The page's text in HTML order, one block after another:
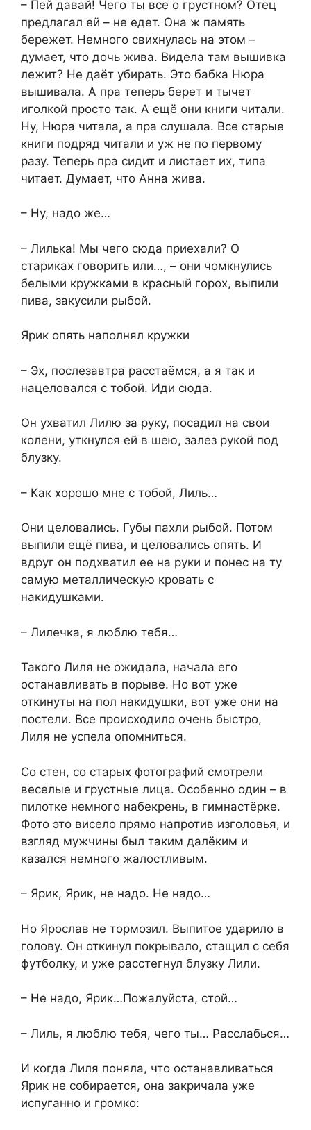
– Пей давай! Чего ты все о грустном? Отец
предлагал ей – не едет. Она ж память
бережет. Немного свихнулась на этом –
думает, что дочь жива. Видела там вышивка
лежит? Не даёт убирать. Это бабка Нюра
вышивала. А пра теперь берет и тычет
иголкой просто так. А ещё они книги читали.
Ну, Нюра читала, а пра слушала. Все старые
книги подряд читали и уж не по первому
разу. Теперь пра сидит и листает их, типа
читает. Думает, что Анна жива.
– Ну, надо же…
– Лилька! Мы чего сюда приехали? О
стариках говорить или…, – они чомкнулись
белыми кружками в красный горох, выпили
пива, закусили рыбой.
Ярик опять наполнял кружки
– Эх, послезавтра расстаёмся, а я так и
нацеловался с тобой. Иди сюда.
Он ухватил Лилю за руку, посадил на свои
колени, уткнулся ей в шею, залез рукой под
блузку.
– Как хорошо мне с тобой, Лиль…
Они целовались. Губы пахли рыбой. Потом
выпили ещё пива, и целовались опять. И
вдруг он подхватил ее на руки и понес на ту
самую металлическую кровать с
накидушками.
– Лилечка, я люблю тебя…
Такого Лиля не ожидала, начала его
останавливать в порыве. Но вот уже
откинуты на пол накидушки, вот уже они на
постели. Все происходило очень быстро,
Лиля не успела опомниться.
Со стен, со старых фотографий смотрели
веселые и грустные лица. Особенно один – в
пилотке немного набекрень, в гимнастёрке.
Фото это висело прямо напротив изголовья, и
взгляд мужчины был таким далёким и
казался немного жалостливым.
– Ярик, Ярик, не надо. Не надо…
Но Ярослав не тормозил. Выпитое ударило в
голову. Он откинул покрывало, стащил с себя
футболку, и уже расстегнул блузку Лили.
– Не надо, Ярик…Пожалуйста, стой…
– Лиль, я люблю тебя, чего ты… Расслабься…
И когда Лиля поняла, что останавливаться
Ярик не собирается, она закричала уже
испуганно и громко: